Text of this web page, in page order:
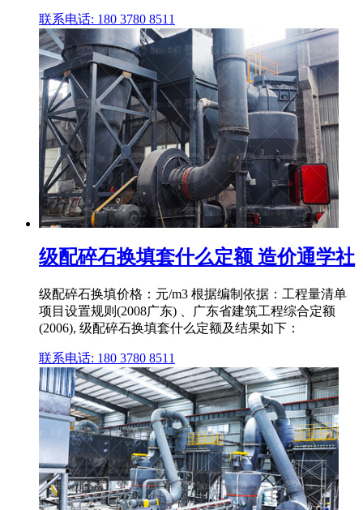
联系电话: 180 3780 8511
级配碎石换填套什么定额 造价通学社
级配碎石换填价格：元/m3 根据编制依据：工程量清单
项目设置规则(2008广东) 、广东省建筑工程综合定额
(2006), 级配碎石换填套什么定额及结果如下：
联系电话: 180 3780 8511